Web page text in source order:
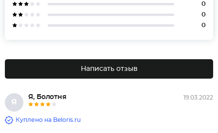
0
0
0
Написать отзыв
Я
Я, Болотня 19.03.2022
Куплено на Beloris.ru